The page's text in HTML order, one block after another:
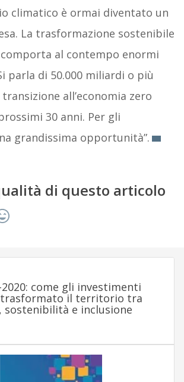
climatico è ormai diventato un
La trasformazione sostenibile
comporta al contempo enormi
parla di 50.000 miliardi o più
all’economia zero
30 anni. Per gli
grandissima opportunità”.
di questo articolo
come gli investimenti
trasformato il territorio tra
sostenibilità e inclusione